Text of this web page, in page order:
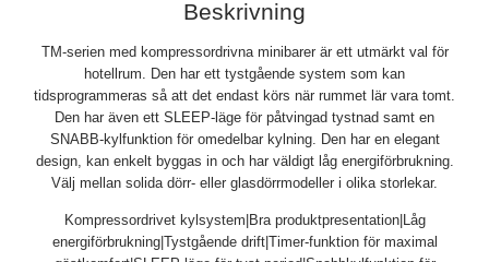
Beskrivning
TM-serien med kompressordrivna minibarer är ett utmärkt val för
hotellrum. Den har ett tystgående system som kan
tidsprogrammeras så att det endast körs när rummet lär vara tomt.
Den har även ett SLEEP-läge för påtvingad tystnad samt en
SNABB-kylfunktion för omedelbar kylning. Den har en elegant
design, kan enkelt byggas in och har väldigt låg energiförbrukning.
Välj mellan solida dörr- eller glasdörrmodeller i olika storlekar.
Kompressordrivet kylsystem|Bra produktpresentation|Låg
energiförbrukning|Tystgående drift|Timer-funktion för maximal